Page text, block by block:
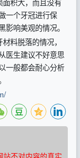
一个牙冠进行保
响美观的情况。
料脱落的情况，
医生建议不好意思
一般都会耐心分析
站不对内容的真实